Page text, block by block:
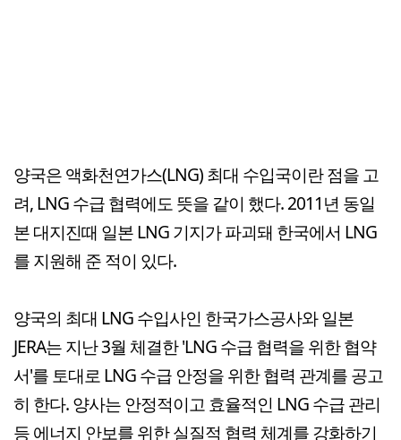
양국은 액화천연가스(LNG) 최대 수입국이란 점을 고
려, LNG 수급 협력에도 뜻을 같이 했다. 2011년 동일
본 대지진때 일본 LNG 기지가 파괴돼 한국에서 LNG
를 지원해 준 적이 있다.
양국의 최대 LNG 수입사인 한국가스공사와 일본
JERA는 지난 3월 체결한 'LNG 수급 협력을 위한 협약
서'를 토대로 LNG 수급 안정을 위한 협력 관계를 공고
히 한다. 양사는 안정적이고 효율적인 LNG 수급 관리
등 에너지 안보를 위한 실질적 협력 체계를 강화하기